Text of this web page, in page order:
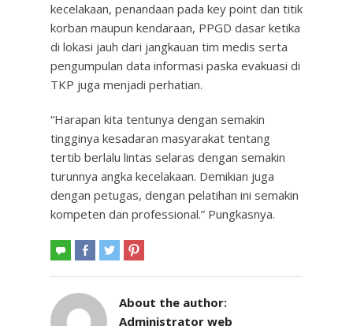
kecelakaan, penandaan pada key point dan titik
korban maupun kendaraan, PPGD dasar ketika
di lokasi jauh dari jangkauan tim medis serta
pengumpulan data informasi paska evakuasi di
TKP juga menjadi perhatian.
“Harapan kita tentunya dengan semakin
tingginya kesadaran masyarakat tentang
tertib berlalu lintas selaras dengan semakin
turunnya angka kecelakaan. Demikian juga
dengan petugas, dengan pelatihan ini semakin
kompeten dan professional.” Pungkasnya.
About the author:
Administrator web